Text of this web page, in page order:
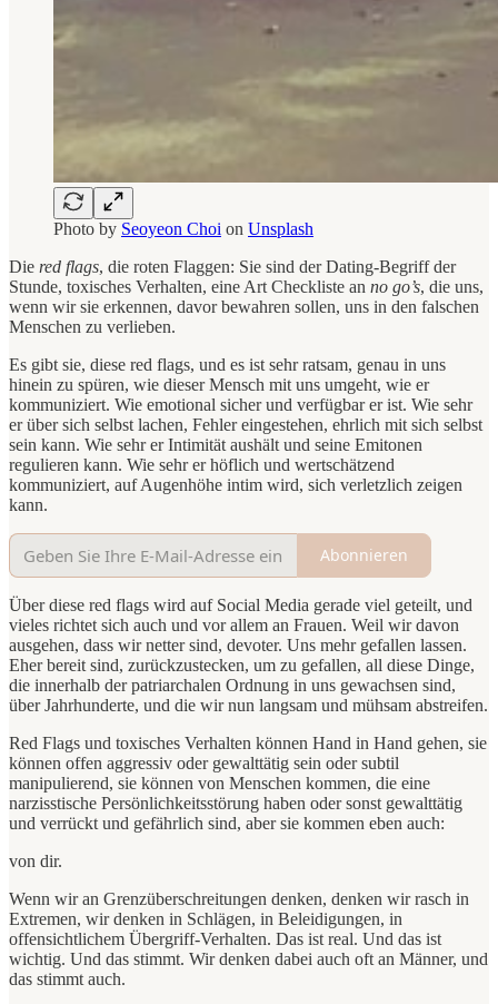
Photo by Seoyeon Choi on Unsplash
Die red flags, die roten Flaggen: Sie sind der Dating-Begriff der
Stunde, toxisches Verhalten, eine Art Checkliste an no go’s, die uns,
wenn wir sie erkennen, davor bewahren sollen, uns in den falschen
Menschen zu verlieben.
Es gibt sie, diese red flags, und es ist sehr ratsam, genau in uns
hinein zu spüren, wie dieser Mensch mit uns umgeht, wie er
kommuniziert. Wie emotional sicher und verfügbar er ist. Wie sehr
er über sich selbst lachen, Fehler eingestehen, ehrlich mit sich selbst
sein kann. Wie sehr er Intimität aushält und seine Emitonen
regulieren kann. Wie sehr er höflich und wertschätzend
kommuniziert, auf Augenhöhe intim wird, sich verletzlich zeigen
kann.
Abonnieren
Über diese red flags wird auf Social Media gerade viel geteilt, und
vieles richtet sich auch und vor allem an Frauen. Weil wir davon
ausgehen, dass wir netter sind, devoter. Uns mehr gefallen lassen.
Eher bereit sind, zurückzustecken, um zu gefallen, all diese Dinge,
die innerhalb der patriarchalen Ordnung in uns gewachsen sind,
über Jahrhunderte, und die wir nun langsam und mühsam abstreifen.
Red Flags und toxisches Verhalten können Hand in Hand gehen, sie
können offen aggressiv oder gewalttätig sein oder subtil
manipulierend, sie können von Menschen kommen, die eine
narzisstische Persönlichkeitsstörung haben oder sonst gewalttätig
und verrückt und gefährlich sind, aber sie kommen eben auch:
von dir.
Wenn wir an Grenzüberschreitungen denken, denken wir rasch in
Extremen, wir denken in Schlägen, in Beleidigungen, in
offensichtlichem Übergriff-Verhalten. Das ist real. Und das ist
wichtig. Und das stimmt. Wir denken dabei auch oft an Männer, und
das stimmt auch.